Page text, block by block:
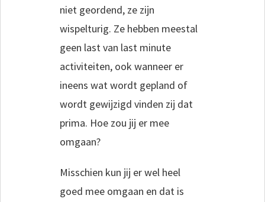
niet geordend, ze zijn
wispelturig. Ze hebben meestal
geen last van last minute
activiteiten, ook wanneer er
ineens wat wordt gepland of
wordt gewijzigd vinden zij dat
prima. Hoe zou jij er mee
omgaan?
Misschien kun jij er wel heel
goed mee omgaan en dat is